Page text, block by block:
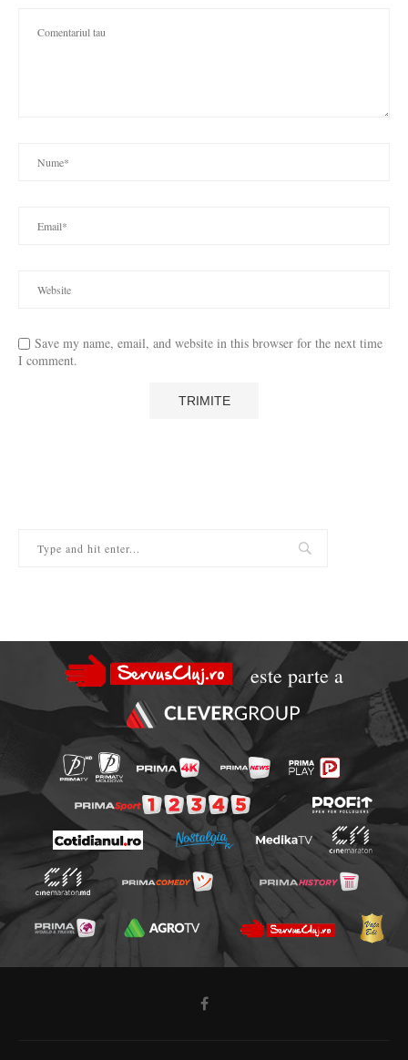
Save my name, email, and website in this browser for the next time
I comment.
este parte a